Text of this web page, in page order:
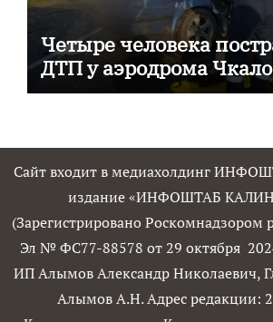
Четыре человека
ДТП у аэродрома
Сайт входит в медиахолдинг
издание «ИНФОШТАБ
(Зарегистрировано Роскомнадзором
Эл № ФС77-88578 от 29 октября
ИП Алымов Александр Николаевич,
Алымов А.Н. Адрес редакции: